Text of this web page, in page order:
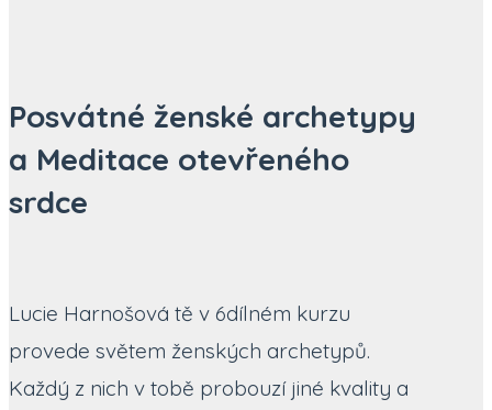
Posvátné ženské archetypy
a Meditace otevřeného
srdce
Lucie Harnošová tě v 6dílném kurzu
provede světem ženských archetypů.
Každý z nich v tobě probouzí jiné kvality a